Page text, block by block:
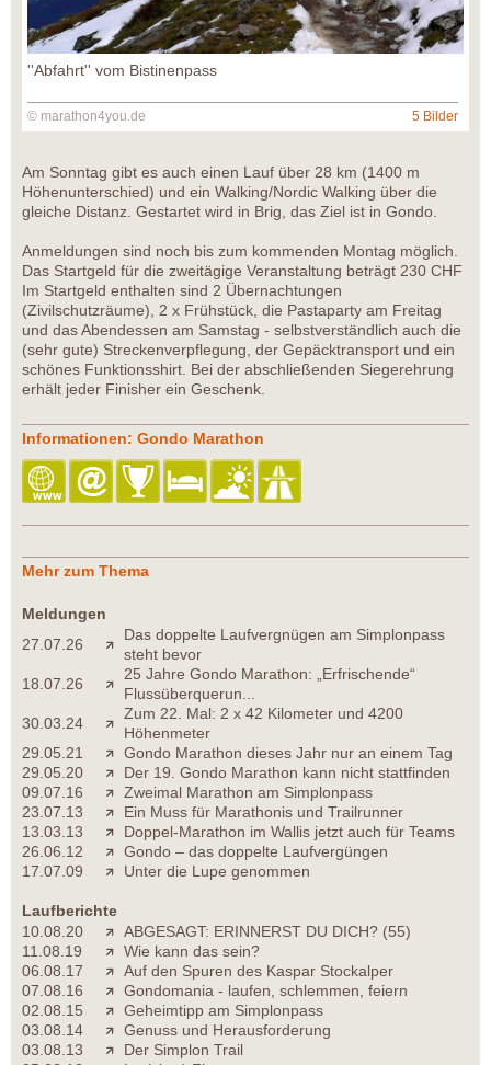
''Abfahrt'' vom Bistinenpass
© marathon4you.de 5 Bilder
Am Sonntag gibt es auch einen Lauf über 28 km (1400 m
Höhenunterschied) und ein Walking/Nordic Walking über die
gleiche Distanz. Gestartet wird in Brig, das Ziel ist in Gondo.
Anmeldungen sind noch bis zum kommenden Montag möglich.
Das Startgeld für die zweitägige Veranstaltung beträgt 230 CHF
Im Startgeld enthalten sind 2 Übernachtungen
(Zivilschutzräume), 2 x Frühstück, die Pastaparty am Freitag
und das Abendessen am Samstag - selbstverständlich auch die
(sehr gute) Streckenverpflegung, der Gepäcktransport und ein
schönes Funktionsshirt. Bei der abschließenden Siegerehrung
erhält jeder Finisher ein Geschenk.
Informationen: Gondo Marathon
Mehr zum Thema
Meldungen
27.07.26
Das doppelte Laufvergnügen am Simplonpass
steht bevor
18.07.26
25 Jahre Gondo Marathon: „Erfrischende“
Flussüberquerun...
30.03.24
Zum 22. Mal: 2 x 42 Kilometer und 4200
Höhenmeter
29.05.21
Gondo Marathon dieses Jahr nur an einem Tag
29.05.20
Der 19. Gondo Marathon kann nicht stattfinden
09.07.16
Zweimal Marathon am Simplonpass
23.07.13
Ein Muss für Marathonis und Trailrunner
13.03.13
Doppel-Marathon im Wallis jetzt auch für Teams
26.06.12
Gondo – das doppelte Laufvergüngen
17.07.09
Unter die Lupe genommen
Laufberichte
10.08.20
ABGESAGT: ERINNERST DU DICH? (55)
11.08.19
Wie kann das sein?
06.08.17
Auf den Spuren des Kaspar Stockalper
07.08.16
Gondomania - laufen, schlemmen, feiern
02.08.15
Geheimtipp am Simplonpass
03.08.14
Genuss und Herausforderung
03.08.13
Der Simplon Trail